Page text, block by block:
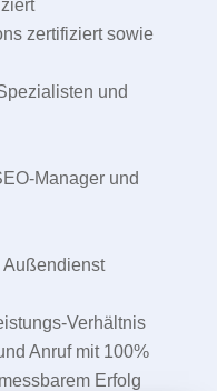
zertifiziert sowie
und
Manager und
Außendienst
Verhältnis
Anruf mit 100%
Erfolg